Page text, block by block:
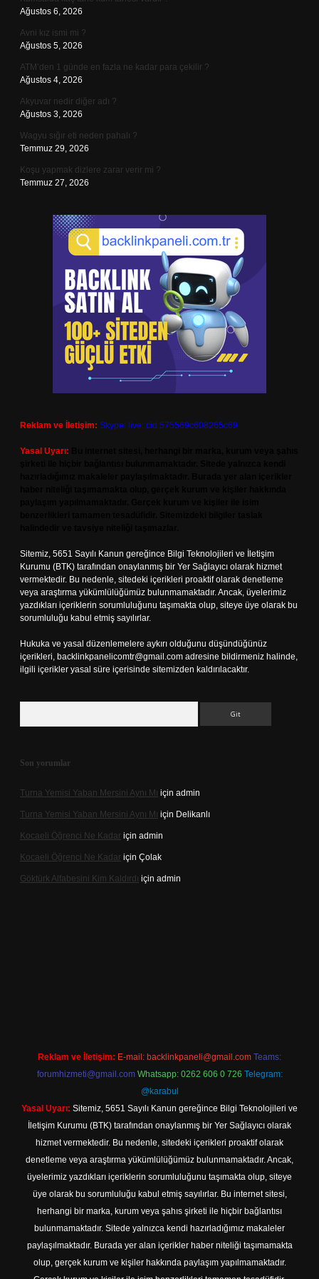
Ağustos 6, 2026
Avni kız ismi mi ?
Ağustos 5, 2026
ATM’den 1 günde en fazla ne kadar para çekilir ?
Ağustos 4, 2026
Akyuvar nedir diğer adı ?
Ağustos 3, 2026
Wagyu sığır eti neden pahalı ?
Temmuz 29, 2026
Koşu yapmak dizlere zarar verir mi ?
Temmuz 27, 2026
Reklam ve İletişim: Skype: live:.cid.575569c608265c69
Yasal Uyarı:
Sitemiz, 5651 Sayılı Kanun gereğince Bilgi Teknolojileri ve İletişim
Kurumu (BTK) tarafından onaylanmış bir Yer Sağlayıcı olarak hizmet
vermektedir. Bu nedenle, sitedeki içerikleri proaktif olarak denetleme
veya araştırma yükümlülüğümüz bulunmamaktadır. Ancak, üyelerimiz
yazdıkları içeriklerin sorumluluğunu taşımakta olup, siteye üye olarak bu
sorumluluğu kabul etmiş sayılırlar.
Hukuka ve yasal düzenlemelere aykırı olduğunu düşündüğünüz
içerikleri, backlinkpanelicomtr@gmail.com adresine bildirmeniz halinde,
ilgili içerikler yasal süre içerisinde sitemizden kaldırılacaktır.
Son yorumlar
Turna Yemisi Yaban Mersini Aynı Mı için admin
Turna Yemisi Yaban Mersini Aynı Mı için Delikanlı
Kocaeli Öğrenci Ne Kadar için admin
Kocaeli Öğrenci Ne Kadar için Çolak
Göktürk Alfabesini Kim Kaldırdı için admin
Reklam ve İletişim: E-mail: backlinkpaneli@gmail.com Teams:
forumhizmeti@gmail.com Whatsapp: 0262 606 0 726 Telegram:
@karabul
Yasal Uyarı: Sitemiz, 5651 Sayılı Kanun gereğince Bilgi Teknolojileri ve
İletişim Kurumu (BTK) tarafından onaylanmış bir Yer Sağlayıcı olarak
hizmet vermektedir. Bu nedenle, sitedeki içerikleri proaktif olarak
denetleme veya araştırma yükümlülüğümüz bulunmamaktadır. Ancak,
üyelerimiz yazdıkları içeriklerin sorumluluğunu taşımakta olup, siteye
üye olarak bu sorumluluğu kabul etmiş sayılırlar. Bu internet sitesi,
herhangi bir marka, kurum veya şahıs şirketi ile hiçbir bağlantısı
bulunmamaktadır. Sitede yalnızca kendi hazırladığımız makaleler
paylaşılmaktadır. Burada yer alan içerikler haber niteliği taşımamakta
olup, gerçek kurum ve kişiler hakkında paylaşım yapılmamaktadır.